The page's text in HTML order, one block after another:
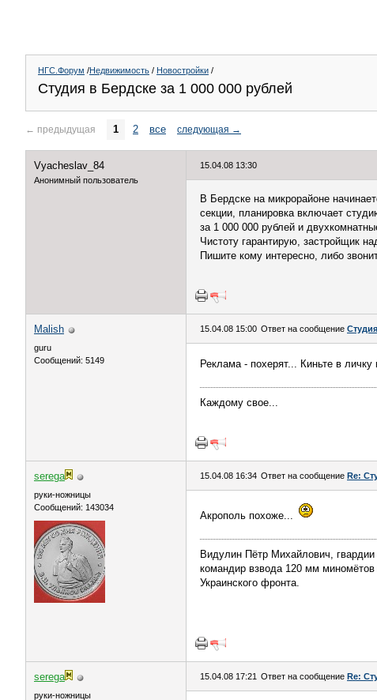
НГС.Форум /Недвижимость / Новостройки /
Студия в Бердске за 1 000 000 рублей
← предыдущая 1 2 все следующая →
Vyacheslav_84
Анонимный пользователь
15.04.08 13:30
В Бердске на микрорайоне
секции, планировка включает
за 1 000 000 рублей и
Чистоту гарантирую, застройщик
Пишите кому интересно, либо
Malish
guru
Сообщений: 5149
15.04.08 15:00 Ответ на сообщение
Реклама - похерят... Киньте в
Каждому свое...
serega
руки-ножницы
Сообщений: 143034
15.04.08 16:34 Ответ на сообщение Re:
Акрополь похоже...
Видулин Пётр Михайлович, гвардии
командир взвода 120 мм миномётов
Украинского фронта.
serega
руки-ножницы
15.04.08 17:21 Ответ на сообщение Re: